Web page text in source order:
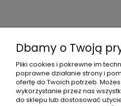
Dbamy o Twoją
Pliki cookies i pokrewne im
poprawne działanie strony i
ofertę do Twoich potrzeb.
wykorzystanie przez nas
do sklepu lub dostosować